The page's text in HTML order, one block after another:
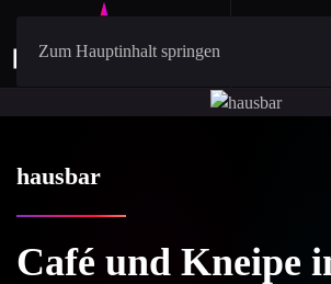
Zum Hauptinhalt springen
hausbar
Café und Kneipe